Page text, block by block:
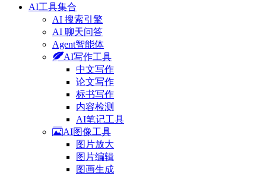
AI工具集合
AI 搜索引擎
AI 聊天问答
Agent智能体
AI写作工具
中文写作
论文写作
标书写作
内容检测
AI笔记工具
AI图像工具
图片放大
图片编辑
图画生成